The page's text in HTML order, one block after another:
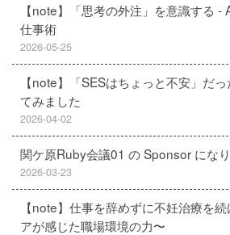
【note】「思考の外注」を意識する -
仕事術
2026-05-25
【note】「SESはちょっと不安」だ
てみました
2026-04-02
関ケ原Ruby会議01 の Sponsor にな
2026-03-23
【note】仕事を辞めずに不妊治療を
アが感じた職場環境の力〜